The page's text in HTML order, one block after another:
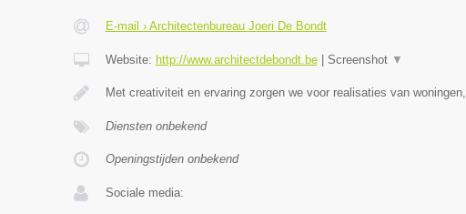
E-mail › Architectenbureau Joeri De Bondt
Website: http://www.architectdebondt.be| Screenshot ▼
Met creativiteit en ervaring zorgen we voor realisaties van woningen,
Diensten onbekend
Openingstijden onbekend
Sociale media: